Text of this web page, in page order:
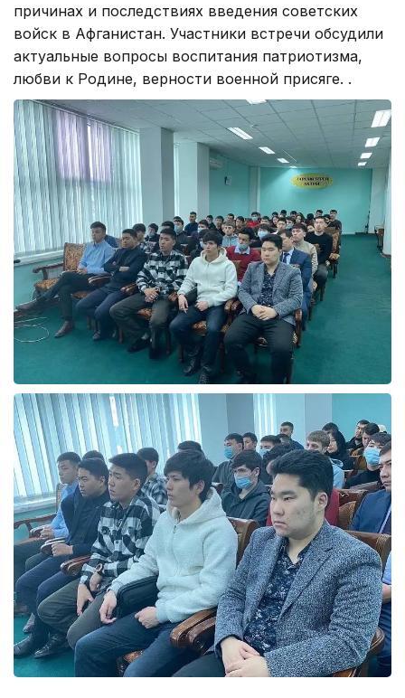
причинах и последствиях введения советских
войск в Афганистан. Участники встречи обсудили
актуальные вопросы воспитания патриотизма,
любви к Родине, верности военной присяге. .